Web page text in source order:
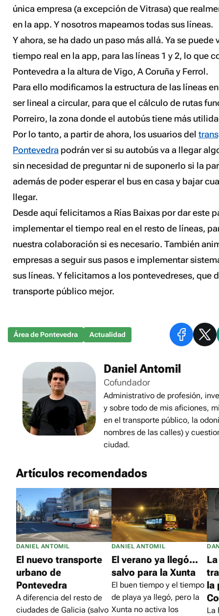
única empresa (a excepción de Vitrasa) que
en la app. Y nosotros mapeamos todas sus líneas.
Y ahora, se ha dado un paso más allá. Ya se puede
tiempo real en la app, para las líneas 1 y 2, lo que
Pontevedra a la altura de Vigo, A Coruña y Ferrol.
Para ello modificamos la estructura de las líneas
ser lineal a circular, para que el cálculo de rutas
Porreiro, la zona donde el autobús tiene más
Por lo tanto, a partir de ahora, los usuarios del
Pontevedra podrán ver si su autobús va a llegar
sin necesidad de preguntar ni de suponerlo si la
además de poder esperar el bus en casa y bajar
llegar.
Desde aquí felicitamos a Rías Baixas por dar este
implementar el tiempo real en el resto de líneas,
nuestra colaboración si es necesario. También
empresas a seguir sus pasos e implementar
sus líneas. Y felicitamos a los pontevedreses, que
transporte público mejor.
Área de Pontevedra Actualidad
Daniel Antomil
Cofundador
Administrativo de profesión,
y sobre todo de mis aficiones,
en el transporte público, la
nombres de las calles) y
ciudad.
Artículos recomendados
DANIEL ANTOMIL
El nuevo transporte
urbano de
Pontevedra
A diferencia del resto de
ciudades de Galicia (salvo
DANIEL ANTOMIL
El verano ya llegó...
salvo para la Xunta
El buen tiempo y el tiempo
de playa ya llegó, pero la
Xunta no activa los
la
La